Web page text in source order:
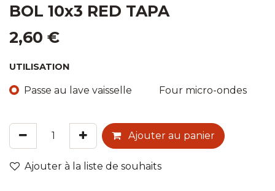
BOL 10x3 RED TAPA
2,60 €
UTILISATION
Passe au lave vaisselle Four micro-ondes
Ajouter au panier
Ajouter à la liste de souhaits